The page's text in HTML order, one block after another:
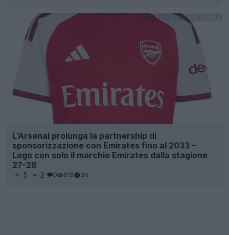
L’Arsenal prolunga la partnership di
sponsorizzazione con Emirates fino al 2033 –
Logo con solo il marchio Emirates dalla stagione
27-28
5 2 0 615 3h